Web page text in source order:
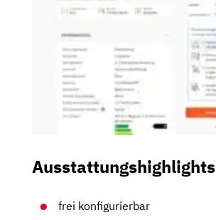
Ausstattungshighlights
frei konfigurierbar